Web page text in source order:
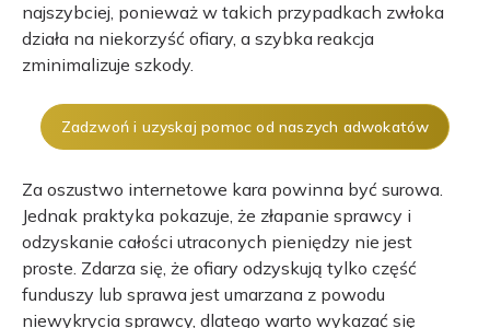
najszybciej, ponieważ w takich przypadkach zwłoka
działa na niekorzyść ofiary, a szybka reakcja
zminimalizuje szkody.
Zadzwoń i uzyskaj pomoc od naszych adwokatów
Za oszustwo internetowe kara powinna być surowa.
Jednak praktyka pokazuje, że złapanie sprawcy i
odzyskanie całości utraconych pieniędzy nie jest
proste. Zdarza się, że ofiary odzyskują tylko część
funduszy lub sprawa jest umarzana z powodu
niewykrycia sprawcy, dlatego warto wykazać się